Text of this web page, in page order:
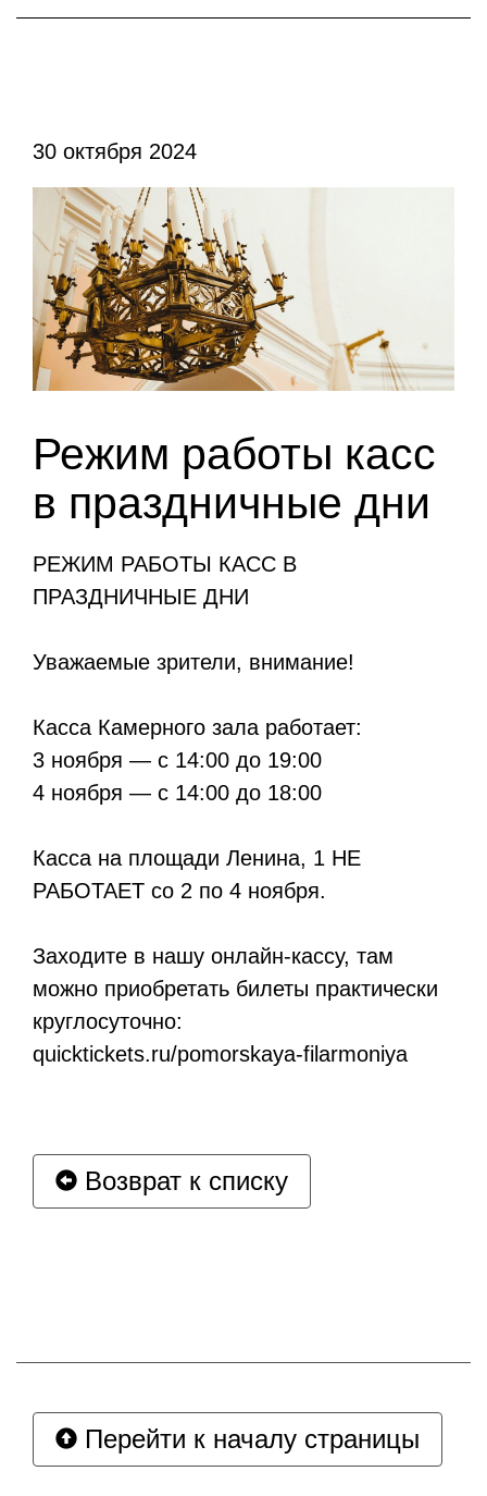
30 октября 2024
Режим работы касс
в праздничные дни
РЕЖИМ РАБОТЫ КАСС В
ПРАЗДНИЧНЫЕ ДНИ
Уважаемые зрители, внимание!
Касса Камерного зала работает:
3 ноября — с 14:00 до 19:00
4 ноября — с 14:00 до 18:00
Касса на площади Ленина, 1 НЕ
РАБОТАЕТ со 2 по 4 ноября.
Заходите в нашу онлайн-кассу, там
можно приобретать билеты практически
круглосуточно:
quicktickets.ru/pomorskaya-filarmoniya
Возврат к списку
Перейти к началу страницы